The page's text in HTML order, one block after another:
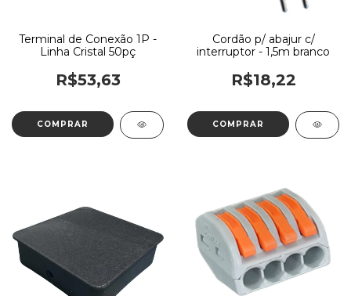
Terminal de Conexão 1P -
Linha Cristal 50pç
R$53,63
Cordão p/ abajur c/
interruptor - 1,5m branco
R$18,22